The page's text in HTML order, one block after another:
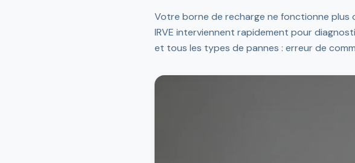
Votre borne de recharge ne fonctionne
IRVE interviennent rapidement pour
et tous les types de pannes : erreur de